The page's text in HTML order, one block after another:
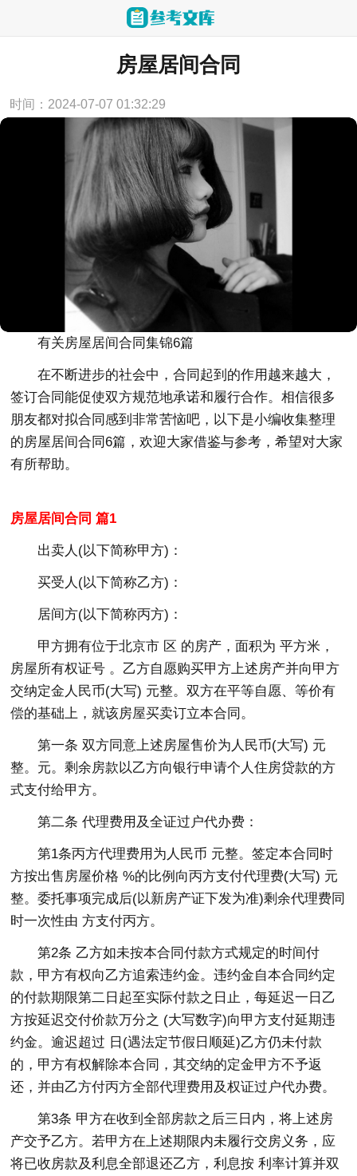
当前位置： 首页 > 合同范本
房屋居间合同
时间：2024-07-07 01:32:29
有关房屋居间合同集锦6篇
在不断进步的社会中，合同起到的作用越来越大，
签订合同能促使双方规范地承诺和履行合作。相信很多
朋友都对拟合同感到非常苦恼吧，以下是小编收集整理
的房屋居间合同6篇，欢迎大家借鉴与参考，希望对大家
有所帮助。
房屋居间合同 篇1
出卖人(以下简称甲方)：
买受人(以下简称乙方)：
居间方(以下简称丙方)：
甲方拥有位于北京市 区 的房产，面积为 平方米，
房屋所有权证号 。乙方自愿购买甲方上述房产并向甲方
交纳定金人民币(大写) 元整。双方在平等自愿、等价有
偿的基础上，就该房屋买卖订立本合同。
第一条 双方同意上述房屋售价为人民币(大写) 元
整。元。剩余房款以乙方向银行申请个人住房贷款的方
式支付给甲方。
第二条 代理费用及全证过户代办费：
第1条丙方代理费用为人民币 元整。签定本合同时
方按出售房屋价格 %的比例向丙方支付代理费(大写) 元
整。委托事项完成后(以新房产证下发为准)剩余代理费同
时一次性由 方支付丙方。
第2条 乙方如未按本合同付款方式规定的时间付
款，甲方有权向乙方追索违约金。违约金自本合同约定
的付款期限第二日起至实际付款之日止，每延迟一日乙
方按延迟交付价款万分之 (大写数字)向甲方支付延期违
约金。逾迟超过 日(遇法定节假日顺延)乙方仍未付款
的，甲方有权解除本合同，其交纳的定金甲方不予返
还，并由乙方付丙方全部代理费用及权证过户代办费。
第3条 甲方在收到全部房款之后三日内，将上述房
产交予乙方。若甲方在上述期限内未履行交房义务，应
将已收房款及利息全部退还乙方，利息按 利率计算并双